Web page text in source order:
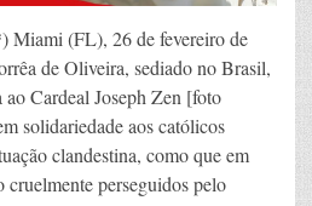
Miami (FL), 26 de fevereiro de
de Oliveira, sediado no Brasil,
ao Cardeal Joseph Zen [foto
solidariedade aos católicos
clandestina, como que em
cruelmente perseguidos pelo